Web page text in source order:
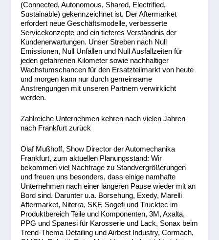
(Connected, Autonomous, Shared, Electrified,
Sustainable) gekennzeichnet ist. Der Aftermarket
erfordert neue Geschäftsmodelle, verbesserte
Servicekonzepte und ein tieferes Verständnis der
Kundenerwartungen. Unser Streben nach Null
Emissionen, Null Unfällen und Null Ausfallzeiten für
jeden gefahrenen Kilometer sowie nachhaltiger
Wachstumschancen für den Ersatzteilmarkt von heute
und morgen kann nur durch gemeinsame
Anstrengungen mit unseren Partnern verwirklicht
werden.
Zahlreiche Unternehmen kehren nach vielen Jahren
nach Frankfurt zurück
Olaf Mußhoff, Show Director der Automechanika
Frankfurt, zum aktuellen Planungsstand: Wir
bekommen viel Nachfrage zu Standvergrößerungen
und freuen uns besonders, dass einige namhafte
Unternehmen nach einer längeren Pause wieder mit an
Bord sind. Darunter u.a. Borsehung, Exedy, Marelli
Aftermarket, Niterra, SKF, Sogefi und Trucktec im
Produktbereich Teile und Komponenten, 3M, Axalta,
PPG und Spanesi für Karosserie und Lack, Sonax beim
Trend-Thema Detailing und Airbest Industry, Cormach,